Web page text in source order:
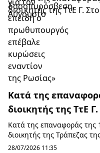
Κατά της
διοικητής της ΤτΕ
Κατά της επαναφοράς της
διοικητής της Τράπεζας
Μιλώντας σε συνέντευξη
28/07/2026 11:35